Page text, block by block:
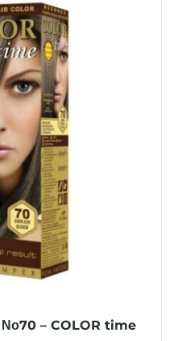
Νο70 – COLOR time